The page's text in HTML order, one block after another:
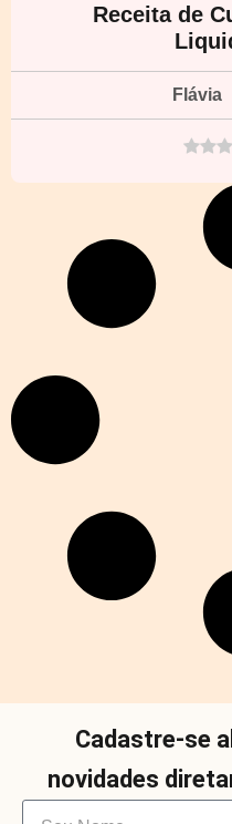
Receita de
Flávia
Cadastre-se
novidades